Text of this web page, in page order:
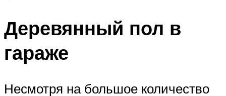
Деревянный пол в
гараже
Несмотря на большое количество